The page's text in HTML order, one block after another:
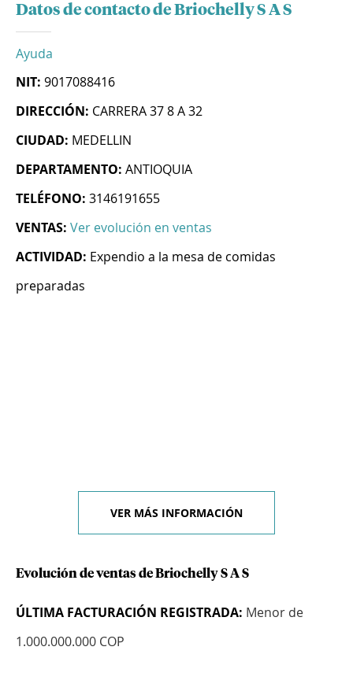
Datos de contacto de Briochelly S A S
Ayuda
NIT: 9017088416
DIRECCIÓN: CARRERA 37 8 A 32
CIUDAD: MEDELLIN
DEPARTAMENTO: ANTIOQUIA
TELÉFONO: 3146191655
VENTAS: Ver evolución en ventas
ACTIVIDAD: Expendio a la mesa de comidas
preparadas
VER MÁS INFORMACIÓN
Evolución de ventas de Briochelly S A S
ÚLTIMA FACTURACIÓN REGISTRADA: Menor de
1.000.000.000 COP